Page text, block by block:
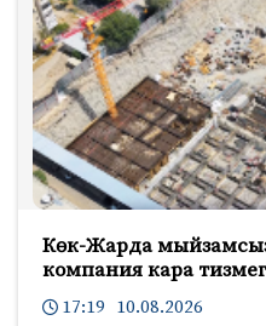
Көк-Жарда
компания кара
17:19 10.08.2026